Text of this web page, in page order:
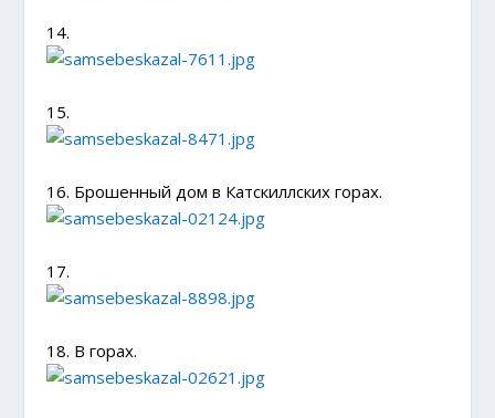
14.
15.
16. Брошенный дом в Катскиллских горах.
17.
18. В горах.